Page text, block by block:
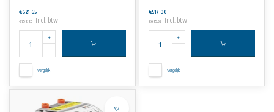
€621,65
€752,20 Incl. btw
Vergelijk
€517,00
€625,57 Incl. btw
Vergelijk